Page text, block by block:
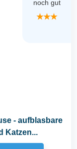
noch gut
★★★
- aufblasbare
Katzen...